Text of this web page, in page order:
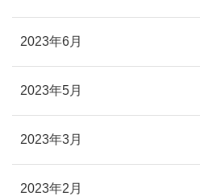
2023年6月
2023年5月
2023年3月
2023年2月